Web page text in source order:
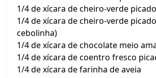
1/4 de xícara de cheiro-verde picado
1/4 de xícara de cheiro-verde
cebolinha)
1/4 de xícara de chocolate meio
1/4 de xícara de coentro fresco
1/4 de xícara de farinha de aveia